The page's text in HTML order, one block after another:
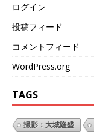
ログイン
投稿フィード
コメントフィード
WordPress.org
TAGS
撮影：大城隆盛